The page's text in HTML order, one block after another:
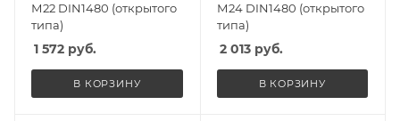
М22 DIN1480 (открытого
типа)
1 572 руб.
В КОРЗИНУ
М24 DIN1480 (открытого
типа)
2 013руб.
В КОРЗИНУ